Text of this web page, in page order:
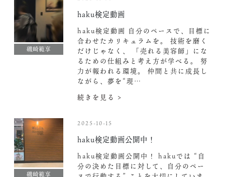
磯崎範享
haku検定動画
haku検定動画 自分のペースで、目標に
合わせたカリキュラムを。 技術を磨く
だけじゃなく、 「売れる美容師」にな
るための仕組みと考え方が学べる。 努
力が報われる環境。 仲間と共に成長し
ながら、夢を“現…
続きを見る >
磯崎範享
2025-10-15
haku検定動画公開中！
haku検定動画公開中！ hakuでは “自
分の決めた目標に対して、自分のペー